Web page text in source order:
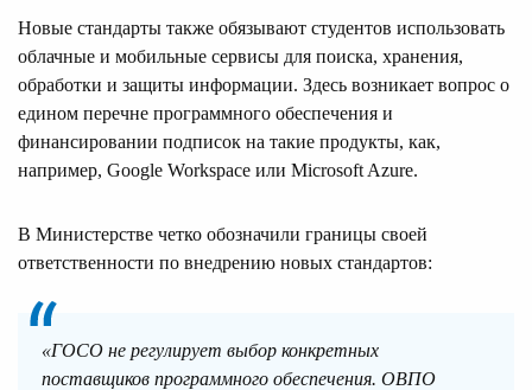
Новые стандарты также обязывают студентов использовать
облачные и мобильные сервисы для поиска, хранения,
обработки и защиты информации. Здесь возникает вопрос о
едином перечне программного обеспечения и
финансировании подписок на такие продукты, как,
например, Google Workspace или Microsoft Azure.
В Министерстве четко обозначили границы своей
ответственности по внедрению новых стандартов:
«ГОСО не регулирует выбор конкретных
поставщиков программного обеспечения. ОВПО